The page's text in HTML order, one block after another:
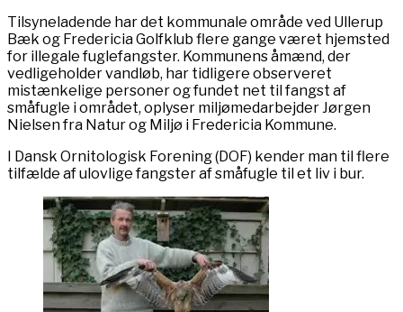
Tilsyneladende har det kommunale område ved Ullerup
Bæk og Fredericia Golfklub flere gange været hjemsted
for illegale fuglefangster. Kommunens åmænd, der
vedligeholder vandløb, har tidligere observeret
mistænkelige personer og fundet net til fangst af
småfugle i området, oplyser miljømedarbejder Jørgen
Nielsen fra Natur og Miljø i Fredericia Kommune.
I Dansk Ornitologisk Forening (DOF) kender man til flere
tilfælde af ulovlige fangster af småfugle til et liv i bur.